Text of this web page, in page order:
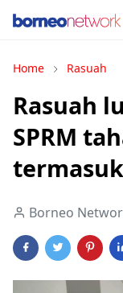
Home Rasuah
Rasuah
SPRM
Borneo